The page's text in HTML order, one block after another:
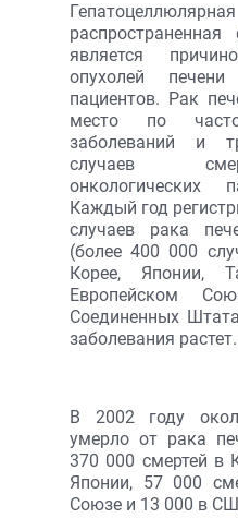
является
опухолей
пациентов. Рак
место по
заболеваний и
случаев
Каждый год
случаев рака
(более 400 000
Корее, Японии,
Европейском
Соединенных
заболевания растет.
В 2002 году
умерло от рака
370 000 смертей в
Японии, 57 000
Союзе и 13 000 в